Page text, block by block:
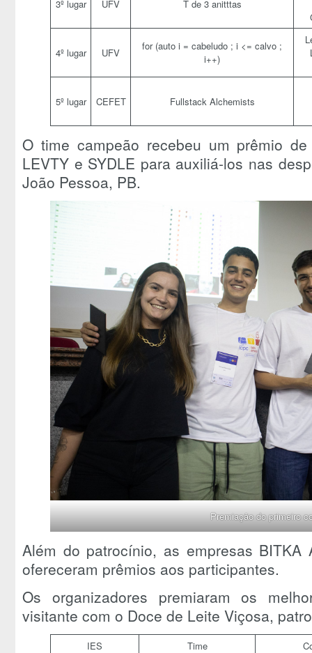
3º lugar UFV
T de 3 anitttas
4º lugar UFV
for (auto i = cabeludo ; i <= calvo ;
i++)
5º lugar CEFET Fullstack Alchemists
O time campeão recebeu um prêmio
LEVTY e SYDLE para auxiliá-los nas
João Pessoa, PB.
Premiação do primeiro
Além do patrocínio, as empresas BITKA
ofereceram prêmios aos participantes.
Os organizadores premiaram os
visitante com o Doce de Leite Viçosa,
IES Time